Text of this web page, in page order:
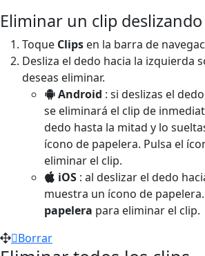
Eliminar un clip
Toque Clips en la barra de
Desliza el dedo hacia la izquierda
deseas eliminar.
Android : si deslizas el
se eliminará el clip de
dedo hasta la mitad y lo
ícono de papelera. Pulsa el
eliminar el clip.
iOS : al deslizar el dedo
muestra un ícono de
papelera para eliminar el clip.
Borrar